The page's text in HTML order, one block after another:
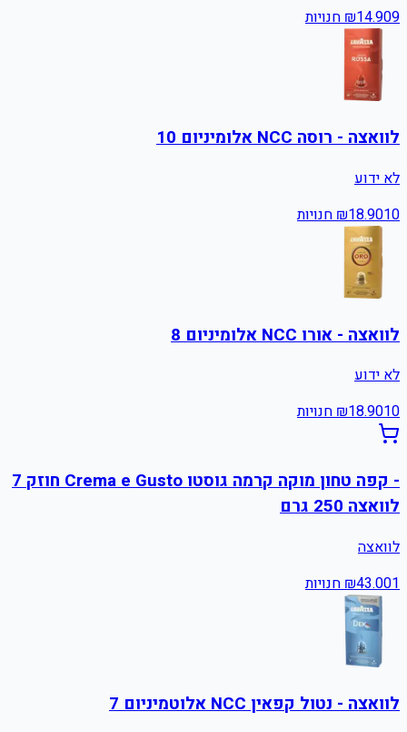
₪14.909 חנויות
לוואצה - רוסה NCC אלומיניום 10
לא ידוע
₪18.9010 חנויות
לוואצה - אורו NCC אלומיניום 8
לא ידוע
₪18.9010 חנויות
- קפה טחון מוקה קרמה גוסטו Crema e Gusto חוזק 7
לוואצה 250 גרם
לוואצה
₪43.001 חנויות
לוואצה - נטול קפאין NCC אלוטמיניום 7